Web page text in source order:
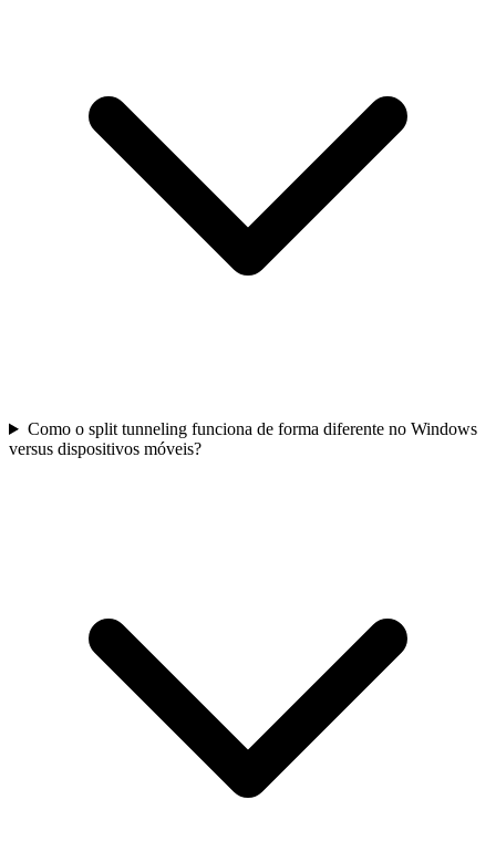
Como o split tunneling funciona de forma diferente no Windows
versus dispositivos móveis?